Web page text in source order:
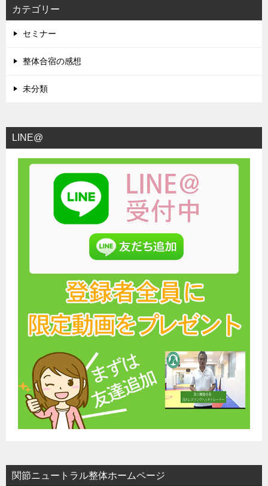
カテゴリー
セミナー
整体合宿の感想
未分類
LINE@
関節ニュートラル整体ホームページ